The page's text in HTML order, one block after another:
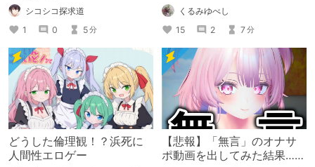
シコシコ探求道
1
0 5分
くるみゆべし
15
2 7分
どうした倫理観！？浜死に
人間性エロゲー
【悲報】「無言」のオナサ
ポ動画を出してみた結果……